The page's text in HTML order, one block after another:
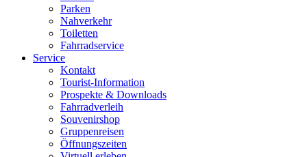
Parken
Nahverkehr
Toiletten
Fahrradservice
Service
Kontakt
Tourist-Information
Prospekte & Downloads
Fahrradverleih
Souvenirshop
Gruppenreisen
Öffnungszeiten